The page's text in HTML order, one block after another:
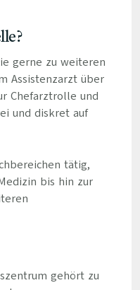
gerne zu weiteren
Assistenzarzt über
Chefarztrolle und
und diskret auf
tätig,
bis hin zur
gehört zu